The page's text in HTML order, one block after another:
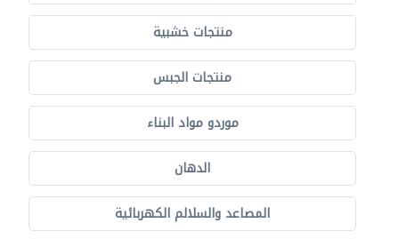
منتجات خشبية
منتجات الجبس
موردو مواد البناء
الدهان
المصاعد والسلالم الكهربائية